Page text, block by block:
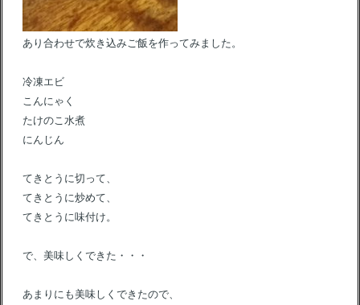
あり合わせで炊き込みご飯を作ってみました。
冷凍エビ
こんにゃく
たけのこ水煮
にんじん
てきとうに切って、
てきとうに炒めて、
てきとうに味付け。
で、美味しくできた・・・
あまりにも美味しくできたので、